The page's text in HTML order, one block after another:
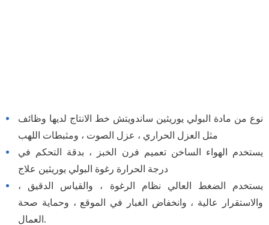
نوع من مادة البولي يوريثين ساندويتش خط الانتاج لديها وظائف
مثل العزل الحراري ، عزل الصوت ، ومثبطات اللهب
يستخدم الهواء الساخن تعميم فرن الخبز ، بدقة التحكم في
درجة الحرارة رغوة البولي يوريثين علاج
يستخدم الضغط العالي نظام الرغوة ، والقياس الدقيق ،
والاستقرار عالية ، وانخفاض الغبار في الموقع ، وحماية صحة
العمال.